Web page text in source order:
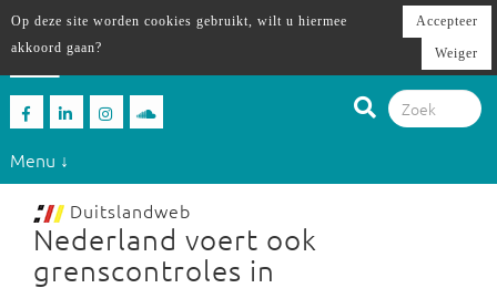
Menu ↓
Duitslandweb
Nederland voert ook
grenscontroles in
Op deze site worden cookies gebruikt, wilt u hiermee
akkoord gaan?
Accepteer
Weiger